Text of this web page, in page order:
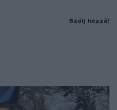
Szólj hozzá!